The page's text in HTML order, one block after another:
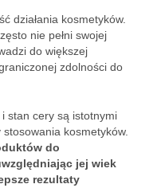
działania kosmetyków.
nie pełni swojej
do większej
zdolności do
stan cery są istotnymi
kosmetyków.
do
jej wiek
rezultaty